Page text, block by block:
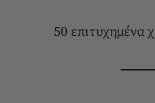
50 επιτυχημένα